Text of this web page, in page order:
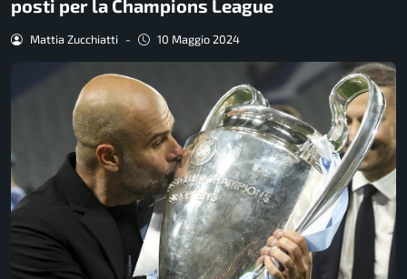
posti per la Champions League
Mattia Zucchiatti - 10 Maggio 2024